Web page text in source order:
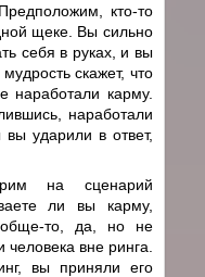
кто-то
щеке. Вы сильно
себя в руках, и вы
скажет, что
наработали карму.
наработали
ударили в ответ,
на сценарий
ли вы карму,
то, да, но не
вне ринга.
вы приняли его